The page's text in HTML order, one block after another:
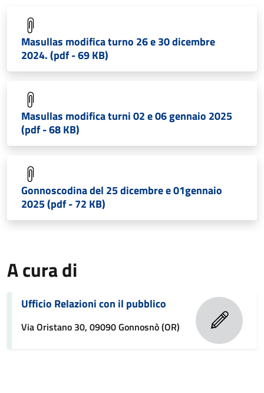
Masullas modifica turno 26 e 30 dicembre
2024. (pdf - 69 KB)
Masullas modifica turni 02 e 06 gennaio 2025
(pdf - 68 KB)
Gonnoscodina del 25 dicembre e 01gennaio
2025 (pdf - 72 KB)
A cura di
Ufficio Relazioni con il pubblico
Via Oristano 30, 09090 Gonnosnò (OR)